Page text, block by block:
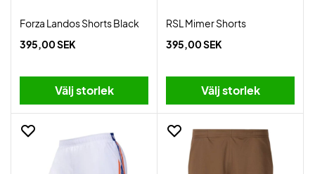
Forza Landos Shorts Black
395,00 SEK
Välj storlek
RSL Mimer Shorts
395,00 SEK
Välj storlek